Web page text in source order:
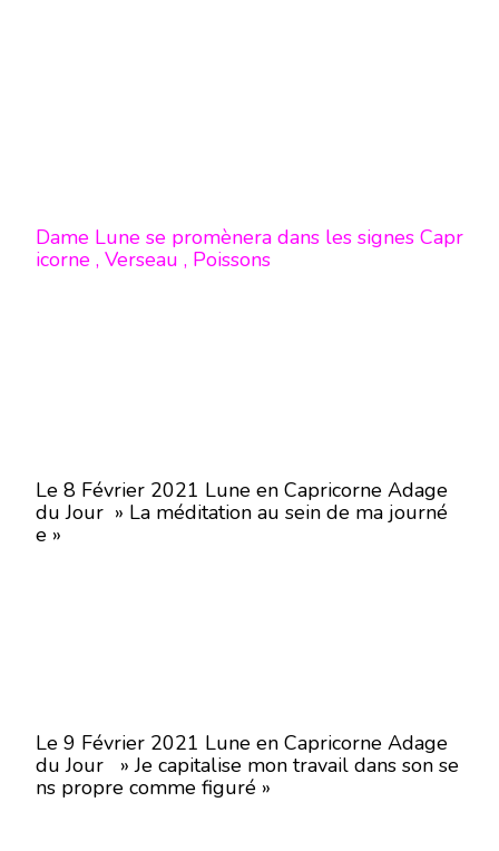
Dame Lune se promènera dans les signes Capr
icorne , Verseau , Poissons
Le 8 Février 2021 Lune en Capricorne Adage
du Jour » La méditation au sein de ma journé
e »
Le 9 Février 2021 Lune en Capricorne Adage
du Jour » Je capitalise mon travail dans son se
ns propre comme figuré »